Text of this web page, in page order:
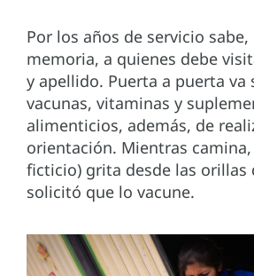
Por los años de servicio sabe,
memoria, a quienes debe
y apellido. Puerta a puerta
vacunas, vitaminas y
alimenticios, además, de
orientación. Mientras camina,
ficticio) grita desde las orillas
solicitó que lo vacune.